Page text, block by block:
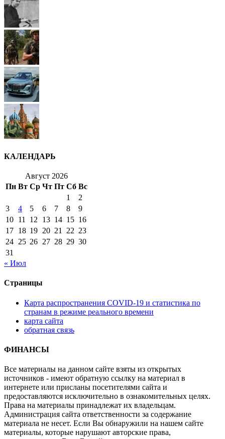
КАЛЕНДАРЬ
Август 2026
Пн Вт Ср Чт Пт Сб Вс
1
2
3
4 5 6 7 8
9
10 11 12 13 14 15 16
17 18 19 20 21 22 23
24 25 26 27 28 29 30
31
« Июл
Страницы
Карта распространения COVID-19 и статистика по
странам в режиме реального времени
карта сайта
обратная связь
ФИНАНСЫ
Все материалы на данном сайте взяты из открытых
источников - имеют обратную ссылку на материал в
интернете или присланы посетителями сайта и
предоставляются исключительно в ознакомительных целях.
Права на материалы принадлежат их владельцам.
Администрация сайта ответственности за содержание
материала не несет. Если Вы обнаружили на нашем сайте
материалы, которые нарушают авторские права,